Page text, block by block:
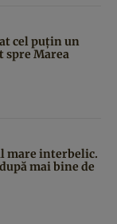
cel puțin un
Marea
mare interbelic.
mai bine de